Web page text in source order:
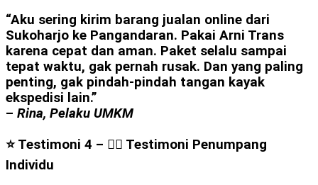
“Aku sering kirim barang jualan online dari
Sukoharjo ke Pangandaran. Pakai Arni Trans
karena cepat dan aman. Paket selalu sampai
tepat waktu, gak pernah rusak. Dan yang paling
penting, gak pindah-pindah tangan kayak
ekspedisi lain.”
– Rina, Pelaku UMKM
⭐ Testimoni 4 – 👩‍⚕️ Testimoni Penumpang
Individu